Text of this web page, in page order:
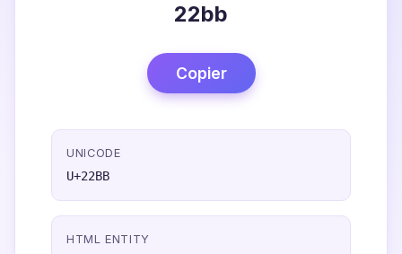
22bb
Copier
UNICODE
U+22BB
HTML ENTITY